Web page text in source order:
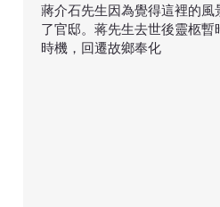
蔣介石先生因為覺得這裡的風
了官邸。蒋先生去世後靈柩
時機，回遷故鄉奉化